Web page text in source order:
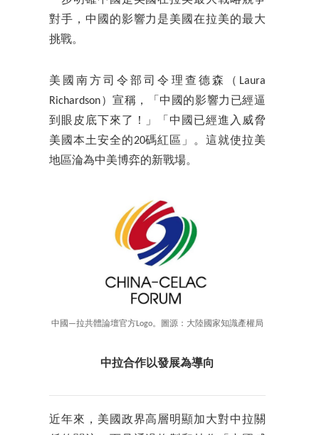
對手，中國的影響力是美國在拉美的最大
挑戰。
美國南方司令部司令理查德森（Laura
Richardson）宣稱，「中國的影響力已經逼
到眼皮底下來了！」「中國已經進入威脅
美國本土安全的20碼紅區」。這就使拉美
地區淪為中美博弈的新戰場。
中國—拉共體論壇官方Logo。圖源：大陸國家知識產權局
中拉合作以發展為導向
近年來，美國政界高層明顯加大對中拉關